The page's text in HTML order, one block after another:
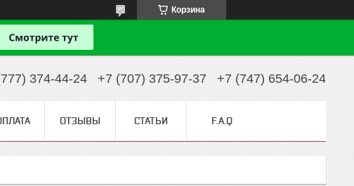
Корзина
374-44-24 +7 (707) 375-97-37 +7 (747) 654-06-24
ОТЗЫВЫ СТАТЬИ F.A.Q